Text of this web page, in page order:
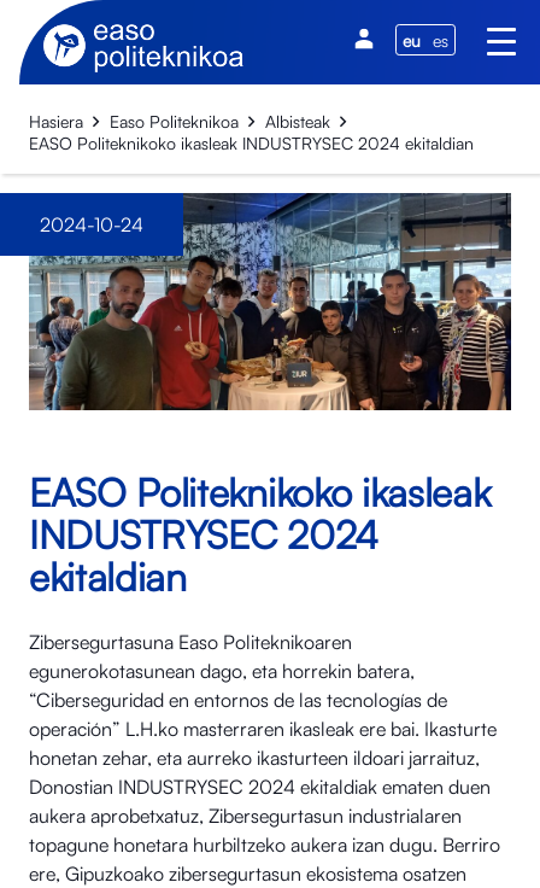
eu es
Hasiera Easo Politeknikoa
Albisteak
EASO Politeknikoko ikasleak INDUSTRYSEC 2024 ekitaldian
2024-10-24
EASO Politeknikoko ikasleak
INDUSTRYSEC 2024
ekitaldian
Zibersegurtasuna Easo Politeknikoaren
egunerokotasunean dago, eta horrekin batera,
“Ciberseguridad en entornos de las tecnologías de
operación” L.H.ko masterraren ikasleak ere bai. Ikasturte
honetan zehar, eta aurreko ikasturteen ildoari jarraituz,
Donostian INDUSTRYSEC 2024 ekitaldiak ematen duen
aukera aprobetxatuz, Zibersegurtasun industrialaren
topagune honetara hurbiltzeko aukera izan dugu. Berriro
ere, Gipuzkoako zibersegurtasun ekosistema osatzen